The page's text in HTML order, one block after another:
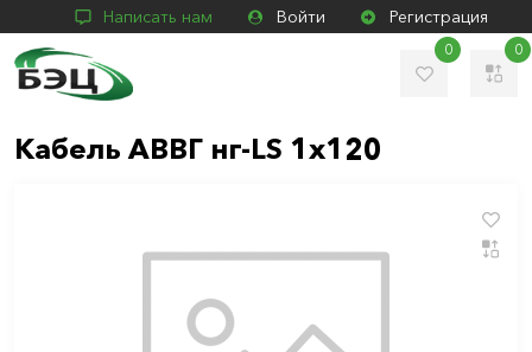
Написать нам Войти Регистрация
0 0
Кабель АВВГ нг-LS 1x120